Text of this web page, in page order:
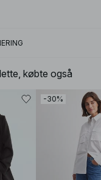
købte også
-30%